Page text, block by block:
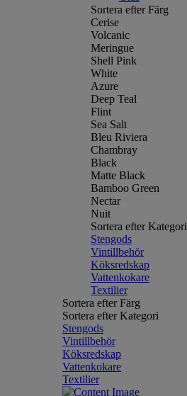
Sortera efter Färg
Cerise
Volcanic
Meringue
Shell Pink
White
Azure
Deep Teal
Flint
Sea Salt
Bleu Riviera
Chambray
Black
Matte Black
Bamboo Green
Nectar
Nuit
Sortera efter Kategori
Stengods
Vintillbehör
Köksredskap
Vattenkokare
Textilier
Sortera efter Färg
Sortera efter Kategori
Stengods
Vintillbehör
Köksredskap
Vattenkokare
Textilier